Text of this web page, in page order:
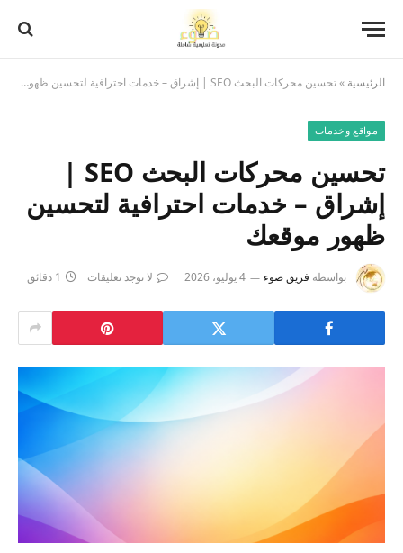
الرئيسية »تحسين محركات البحث SEO | إشراق – خدمات احترافية لتحسين ظهور موقعك
مواقع وخدمات
تحسين محركات البحث SEO |
إشراق – خدمات احترافية لتحسين
ظهور موقعك
بواسطة فريق ضوء 4 يوليو، 2026 لا توجد تعليقات 1 دقائق